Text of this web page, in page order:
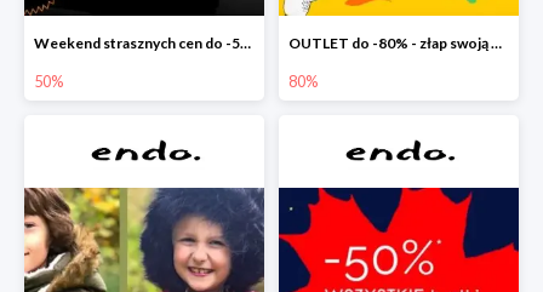
Weekend strasznych cen do -50%
50%
OUTLET do -80% - złap swoją okazję !
80%